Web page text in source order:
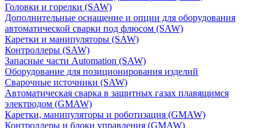
Головки и горелки (SAW)
Дополнительные оснащение и опции для оборудования
автоматической сварки под флюсом (SAW)
Каретки и манипуляторы (SAW)
Контроллеры (SAW)
Запасные части Automation (SAW)
Оборудование для позиционирования изделий
Сварочные источники (SAW)
Автоматическая сварка в защитных газах плавящимся
электродом (GMAW)
Каретки, манипуляторы и роботизация (GMAW)
Контроллеры и блоки управления (GMAW)